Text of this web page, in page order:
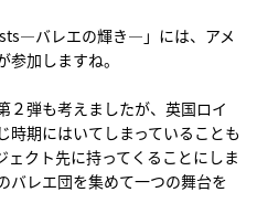
バレエの輝き―」には、アメ
加しますね。
弾も考えましたが、英国ロイ
時期にはいてしまっていることも
クト先に持ってくることにしま
バレエ団を集めて一つの舞台を